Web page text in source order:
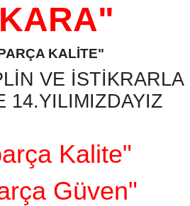
KALİTE"
VE İSTİKRARLA
14.YILIMIZDAYIZ
Kalite"
Güven"